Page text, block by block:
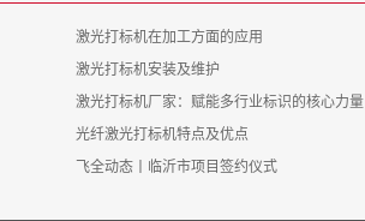
激光打标机在加工方面的应用
激光打标机安装及维护
激光打标机厂家：赋能多行业标识的核心力量
光纤激光打标机特点及优点
飞全动态丨临沂市项目签约仪式